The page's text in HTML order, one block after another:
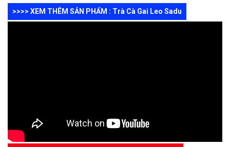
>>>> XEM THÊM SẢN PHẨM : Trà Cà Gai Leo Sadu